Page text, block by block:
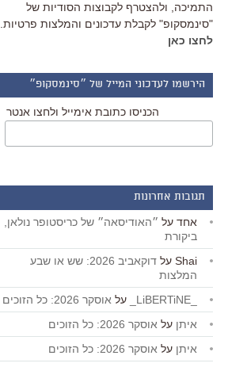
התמיכה, ולהצטרף לקבוצות הסודיות של
"סינמסקופ" לקבלת עדכונים והמלצות פרטיות.
לחצו כאן
הירשמו לעדכוני המייל של ״סינמסקופ״
הכניסו כתובת אימייל ולחצו אנטר
תגובות אחרונות
אחד על ״האודיסאה״ של כריסטופר נולאן,
ביקורת
Shai על
דוקאביב 2026: שש או שבע
המלצות
על אוסקר 2026: כל הזוכים
איתן על אוסקר 2026: כל הזוכים
איתן על אוסקר 2026: כל הזוכים